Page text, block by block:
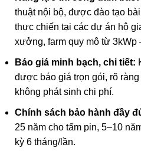
thuật nội bộ, được đào tạo
thực chiến tại các dự án hộ
xưởng, farm quy mô từ
Báo giá minh bạch, chi tiết:
được báo giá trọn gói, rõ
không phát sinh chi phí.
Chính sách bảo hành đầy
25 năm cho tấm pin, 5–10
kỳ 6 tháng/lần.